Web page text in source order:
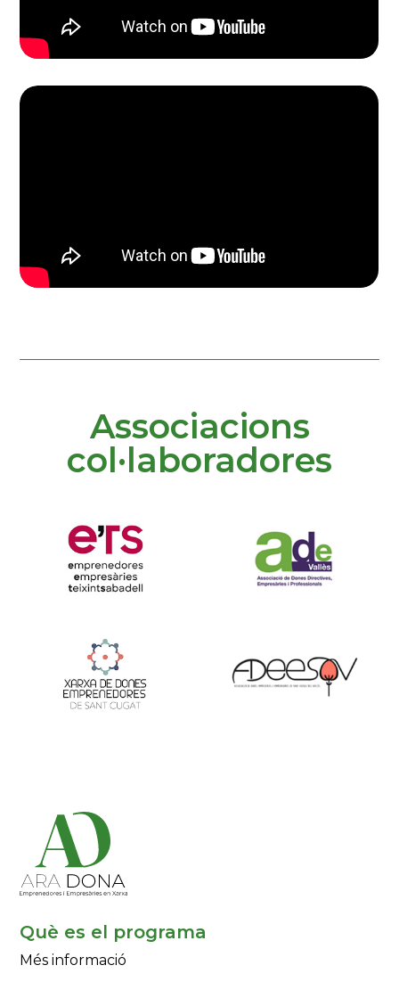
Associacions
col·laboradores
Què es el programa
Més informació